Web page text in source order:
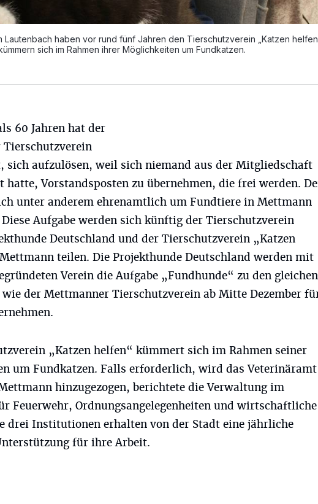
Lautenbach haben vor rund fünf Jahren den Tierschutzverein „Katzen
sich im Rahmen ihrer Möglichkeiten um Fundkatzen.
60 Jahren hat der
sich aufzulösen, weil sich niemand aus der Mitgliedschaft
hatte, Vorstandsposten zu übernehmen, die frei werden.
unter anderem ehrenamtlich um Fundtiere in Mettmann
Aufgabe werden sich künftig der Tierschutzverein
Deutschland und der Tierschutzverein „Katzen
teilen. Die Projekthunde Deutschland werden mit
Verein die Aufgabe „Fundhunde“ zu den gleichen
der Mettmanner Tierschutzverein ab Mitte Dezember
„Katzen helfen“ kümmert sich im Rahmen seiner
um Fundkatzen. Falls erforderlich, wird das Veterinäramt
hinzugezogen, berichtete die Verwaltung im
Feuerwehr, Ordnungsangelegenheiten und wirtschaftliche
drei Institutionen erhalten von der Stadt eine jährliche
für ihre Arbeit.